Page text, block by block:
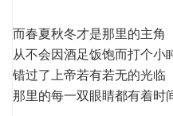
而春夏秋冬才是那里的主角
从不会因酒足饭饱而打个小
错过了上帝若有若无的光临
那里的每一双眼睛都有着时